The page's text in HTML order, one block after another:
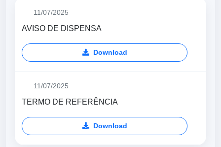
11/07/2025
AVISO DE DISPENSA
Download
11/07/2025
TERMO DE REFERÊNCIA
Download